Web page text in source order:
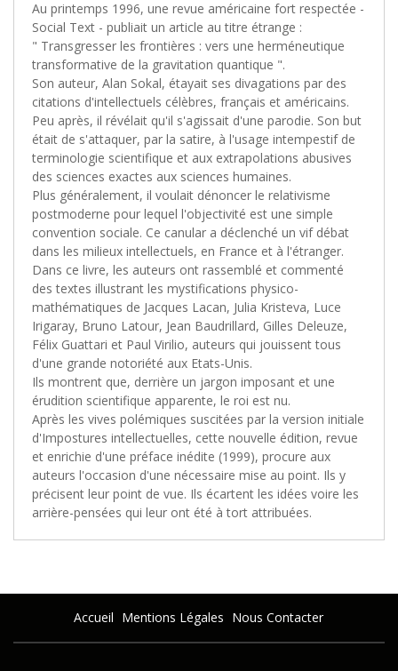
Au printemps 1996, une revue américaine fort respectée -
Social Text - publiait un article au titre étrange :
" Transgresser les frontières : vers une herméneutique
transformative de la gravitation quantique ".
Son auteur, Alan Sokal, étayait ses divagations par des
citations d'intellectuels célèbres, français et américains.
Peu après, il révélait qu'il s'agissait d'une parodie. Son but
était de s'attaquer, par la satire, à l'usage intempestif de
terminologie scientifique et aux extrapolations abusives
des sciences exactes aux sciences humaines.
Plus généralement, il voulait dénoncer le relativisme
postmoderne pour lequel l'objectivité est une simple
convention sociale. Ce canular a déclenché un vif débat
dans les milieux intellectuels, en France et à l'étranger.
Dans ce livre, les auteurs ont rassemblé et commenté
des textes illustrant les mystifications physico-
mathématiques de Jacques Lacan, Julia Kristeva, Luce
Irigaray, Bruno Latour, Jean Baudrillard, Gilles Deleuze,
Félix Guattari et Paul Virilio, auteurs qui jouissent tous
d'une grande notoriété aux Etats-Unis.
Ils montrent que, derrière un jargon imposant et une
érudition scientifique apparente, le roi est nu.
Après les vives polémiques suscitées par la version initiale
d'Impostures intellectuelles, cette nouvelle édition, revue
et enrichie d'une préface inédite (1999), procure aux
auteurs l'occasion d'une nécessaire mise au point. Ils y
précisent leur point de vue. Ils écartent les idées voire les
arrière-pensées qui leur ont été à tort attribuées.
Accueil Mentions Légales Nous Contacter